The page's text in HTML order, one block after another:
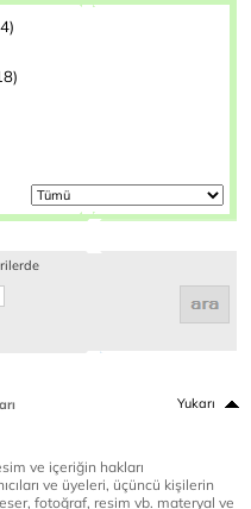
Yukarı
ve içeriğin hakları
ve üyeleri, üçüncü kişilerin
fotoğraf, resim vb. materyal ve